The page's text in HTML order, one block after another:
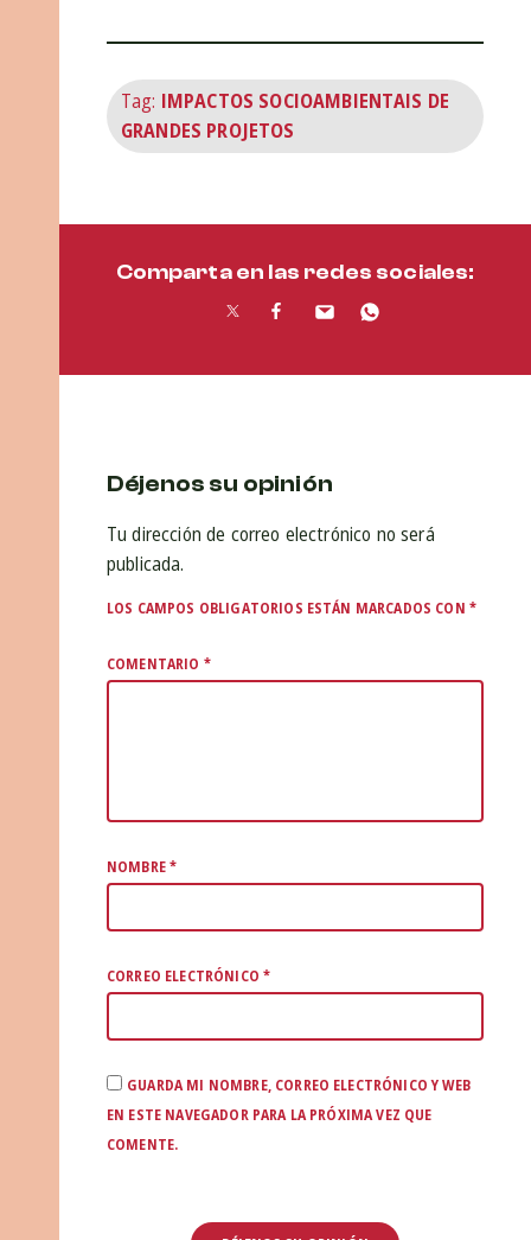
Tag: IMPACTOS SOCIOAMBIENTAIS DE
GRANDES PROJETOS
Comparta en las redes sociales:
Déjenos su opinión
Tu dirección de correo electrónico no será
publicada.
LOS CAMPOS OBLIGATORIOS ESTÁN MARCADOS CON *
COMENTARIO *
NOMBRE*
CORREO ELECTRÓNICO*
GUARDA MI NOMBRE, CORREO ELECTRÓNICO Y WEB
EN ESTE NAVEGADOR PARA LA PRÓXIMA VEZ QUE
COMENTE.